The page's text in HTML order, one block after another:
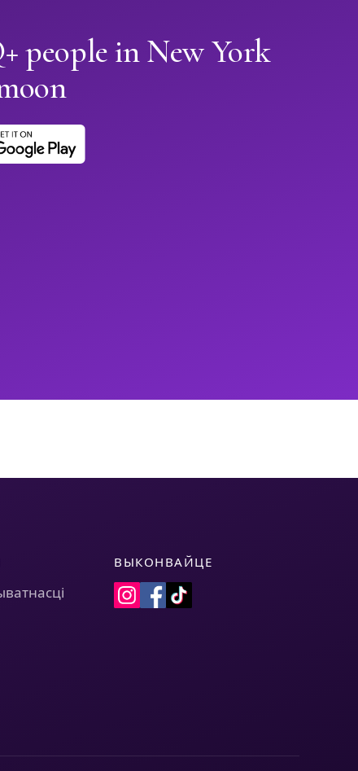
people in New York
ВЫКОНВАЙЦЕ